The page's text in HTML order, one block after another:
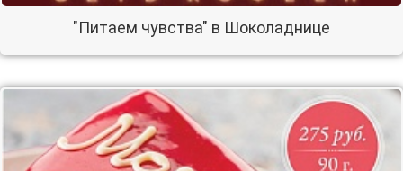
"Питаем чувства" в Шоколаднице